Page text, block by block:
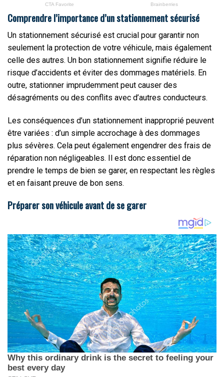
Comprendre l’importance d’un stationnement sécurisé
Un stationnement sécurisé est crucial pour garantir non
seulement la protection de votre véhicule, mais également
celle des autres. Un bon stationnement signifie réduire le
risque d’accidents et éviter des dommages matériels. En
outre, stationner imprudemment peut causer des
désagréments ou des conflits avec d’autres conducteurs.
Les conséquences d’un stationnement inapproprié peuvent
être variées : d’un simple accrochage à des dommages
plus sévères. Cela peut également engendrer des frais de
réparation non négligeables. Il est donc essentiel de
prendre le temps de bien se garer, en respectant les règles
et en faisant preuve de bon sens.
Préparer son véhicule avant de se garer